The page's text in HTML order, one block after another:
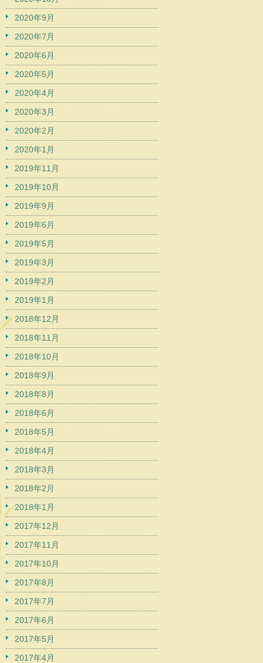
2020年9月
2020年7月
2020年6月
2020年5月
2020年4月
2020年3月
2020年2月
2020年1月
2019年11月
2019年10月
2019年9月
2019年6月
2019年5月
2019年3月
2019年2月
2019年1月
2018年12月
2018年11月
2018年10月
2018年9月
2018年8月
2018年6月
2018年5月
2018年4月
2018年3月
2018年2月
2018年1月
2017年12月
2017年11月
2017年10月
2017年8月
2017年7月
2017年6月
2017年5月
2017年4月